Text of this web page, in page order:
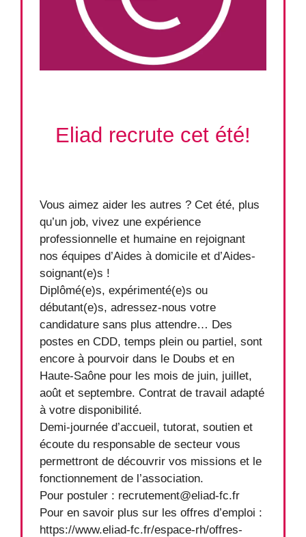
Eliad recrute cet été!
Vous aimez aider les autres ? Cet été, plus
qu’un job, vivez une expérience
professionnelle et humaine en rejoignant
nos équipes d’Aides à domicile et d’Aides-
soignant(e)s !
Diplômé(e)s, expérimenté(e)s ou
débutant(e)s, adressez-nous votre
candidature sans plus attendre… Des
postes en CDD, temps plein ou partiel, sont
encore à pourvoir dans le Doubs et en
Haute-Saône pour les mois de juin, juillet,
août et septembre. Contrat de travail adapté
à votre disponibilité.
Demi-journée d’accueil, tutorat, soutien et
écoute du responsable de secteur vous
permettront de découvrir vos missions et le
fonctionnement de l’association.
Pour postuler : recrutement@eliad-fc.fr
Pour en savoir plus sur les offres d’emploi :
https://www.eliad-fc.fr/espace-rh/offres-